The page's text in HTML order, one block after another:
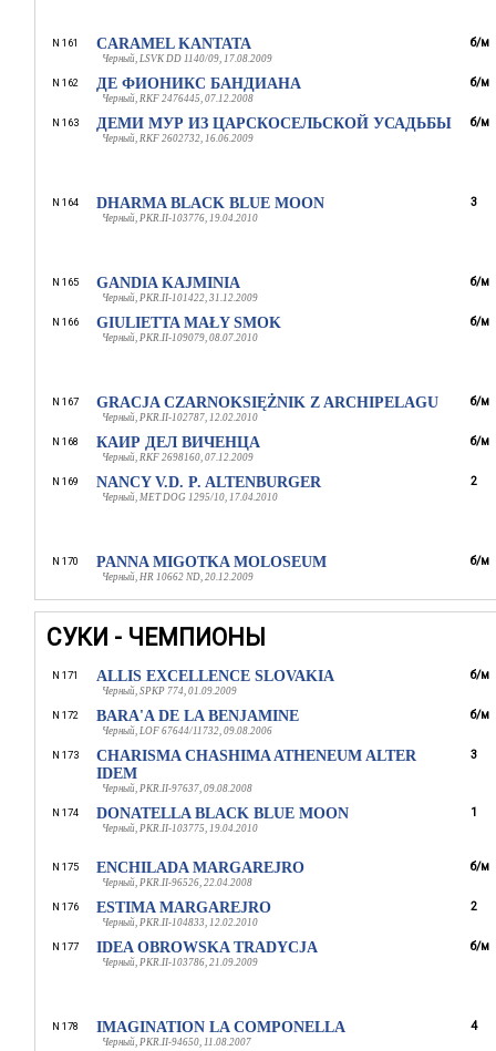
N 161 CARAMEL KANTATA
Черный, LSVK DD 1140/09, 17.08.2009
б/м
N 162 ДЕ ФИОНИКС БАНДИАНА
Черный, RKF 2476445, 07.12.2008
б/м
N 163 ДЕМИ МУР ИЗ ЦАРСКОСЕЛЬСКОЙ УСАДЬБЫ
Черный, RKF 2602732, 16.06.2009
б/м
N 164 DHARMA BLACK BLUE MOON
Черный, PKR.II-103776, 19.04.2010
3
N 165 GANDIA KAJMINIA
Черный, PKR.II-101422, 31.12.2009
б/м
N 166 GIULIETTA MAŁY SMOK
Черный, PKR.II-109079, 08.07.2010
б/м
N 167 GRACJA CZARNOKSIĘŻNIK Z ARCHIPELAGU
Черный, PKR.II-102787, 12.02.2010
б/м
N 168 КАИР ДЕЛ ВИЧЕНЦА
Черный, RKF 2698160, 07.12.2009
б/м
N 169 NANCY V.D. P. ALTENBURGER
Черный, MET DOG 1295/10, 17.04.2010
2
N 170 PANNA MIGOTKA MOLOSEUM
Черный, HR 10662 ND, 20.12.2009
б/м
СУКИ - ЧЕМПИОНЫ
N 171 ALLIS EXCELLENCE SLOVAKIA
Черный, SPKP 774, 01.09.2009
б/м
N 172 BARA'A DE LA BENJAMINE
Черный, LOF 67644/11732, 09.08.2006
б/м
N 173
CHARISMA CHASHIMA ATHENEUM ALTER
IDEM
Черный, PKR.II-97637, 09.08.2008
3
N 174 DONATELLA BLACK BLUE MOON
Черный, PKR.II-103775, 19.04.2010
1
N 175 ENCHILADA MARGAREJRO
Черный, PKR.II-96526, 22.04.2008
б/м
N 176 ESTIMA MARGAREJRO
Черный, PKR.II-104833, 12.02.2010
2
N 177 IDEA OBROWSKA TRADYCJA
Черный, PKR.II-103786, 21.09.2009
б/м
N 178 IMAGINATION LA COMPONELLA
Черный, PKR.II-94650, 11.08.2007
4